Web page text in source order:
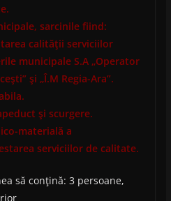
sarcinile fiind:
calităţii serviciilor
municipale S.A „Operator
şi „Î.M Regia-Ara”.
şi scurgere.
materială a
serviciilor de calitate.